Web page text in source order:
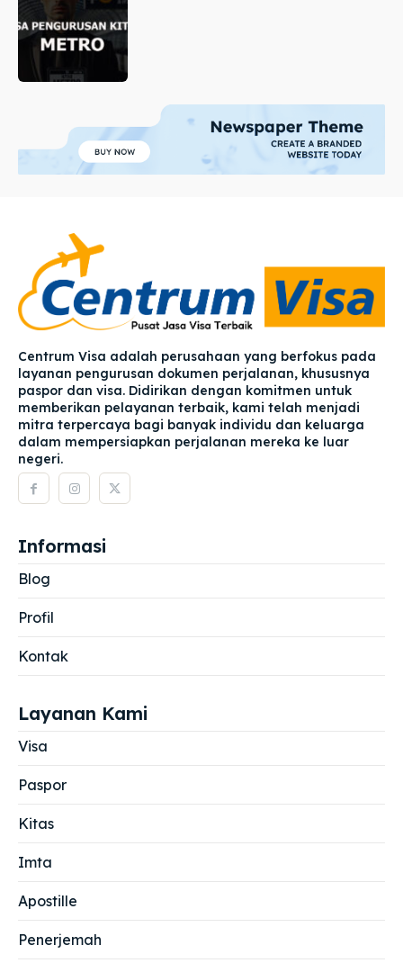
Centrum Visa adalah perusahaan yang berfokus pada
layanan pengurusan dokumen perjalanan, khususnya
paspor dan visa. Didirikan dengan komitmen untuk
memberikan pelayanan terbaik, kami telah menjadi
mitra terpercaya bagi banyak individu dan keluarga
dalam mempersiapkan perjalanan mereka ke luar
negeri.
Informasi
Blog
Profil
Kontak
Layanan Kami
Visa
Paspor
Kitas
Imta
Apostille
Penerjemah